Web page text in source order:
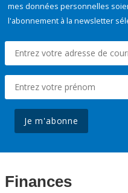
mes données personnelles
l'abonnement à la newsletter
Je m'abonne
Finances